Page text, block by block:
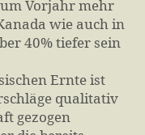
Vorjahr mehr
wie auch in
40% tiefer sein
Ernte ist
qualitativ
gezogen